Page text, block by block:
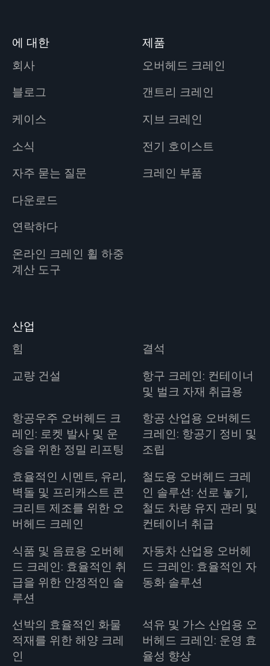
에 대한
회사
블로그
케이스
소식
자주 묻는 질문
다운로드
연락하다
온라인 크레인 휠 하중
계산 도구
제품
오버헤드 크레인
갠트리 크레인
지브 크레인
전기 호이스트
크레인 부품
산업
힘
결석
교량 건설
항구 크레인: 컨테이너
및 벌크 자재 취급용
항공우주 오버헤드 크
레인: 로켓 발사 및 운
송을 위한 정밀 리프팅
항공 산업용 오버헤드
크레인: 항공기 정비 및
조립
효율적인 시멘트, 유리,
벽돌 및 프리캐스트 콘
크리트 제조를 위한 오
버헤드 크레인
철도용 오버헤드 크레
인 솔루션: 선로 놓기,
철도 차량 유지 관리 및
컨테이너 취급
식품 및 음료용 오버헤
드 크레인: 효율적인 취
급을 위한 안정적인 솔
루션
자동차 산업용 오버헤
드 크레인: 효율적인 자
동화 솔루션
선박의 효율적인 화물
적재를 위한 해양 크레
인
석유 및 가스 산업용 오
버헤드 크레인: 운영 효
율성 향상